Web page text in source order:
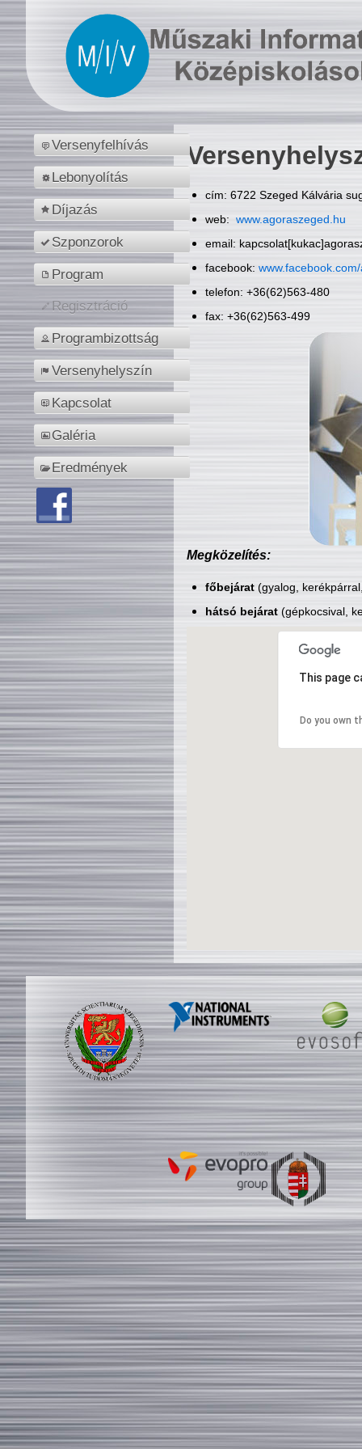
Versenyfelhívás
Lebonyolítás
Díjazás
Szponzorok
Program
Regisztráció
Programbizottság
Versenyhelyszín
Kapcsolat
Galéria
Eredmények
cím: 6722 Szeged Kálvária
web: www.agoraszeged.hu
email:
facebook:
telefon: +36(62)563-480
fax: +36(62)563-499
Megközelítés:
főbejárat(gyalog,
hátsó bejárat(gépkocsival,
This page
Do you own